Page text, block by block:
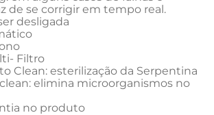
de se corrigir em tempo real.
desligada
Filtro
Clean: esterilização da Serpentina
elimina microorganismos no
no produto